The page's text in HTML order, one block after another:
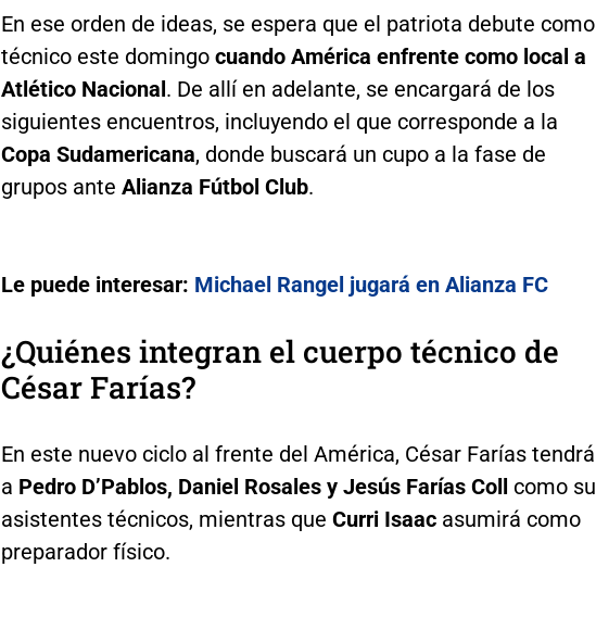
En ese orden de ideas, se espera que el patriota debute como
técnico este domingo cuando América enfrente como local a
Atlético Nacional. De allí en adelante, se encargará de los
siguientes encuentros, incluyendo el que corresponde a la
Copa Sudamericana, donde buscará un cupo a la fase de
grupos ante Alianza Fútbol Club.
Le puede interesar: Michael Rangel jugará en Alianza FC
¿Quiénes integran el cuerpo técnico de
César Farías?
En este nuevo ciclo al frente del América, César Farías tendrá
a Pedro D’Pablos, Daniel Rosales y Jesús Farías Coll como
asistentes técnicos, mientras que Curri Isaacasumirá como
preparador físico.